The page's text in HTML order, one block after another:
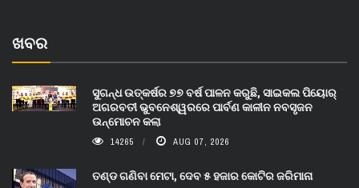
ଖବର
ସୁଗନ୍ଧ ଉତ୍କର୍ଷର ୭୭ ବର୍ଷ ପାଳନ କରୁଛି, ସାଇକଲ ପିୟୋର୍‌
ଅଗରବତୀ ଭୁବନେଶ୍ୱରରେ ପାର୍ବଣ କାଳୀନ ନବସୃଜନ
ଉନ୍ମୋଚନ କଲା
14265 AUG 07, 2026
ତଣ୍ଡ ଗଣିବା ମେଟା, ଦେବ ୫ ହଜାର କୋଟିର ଜରିମାନା